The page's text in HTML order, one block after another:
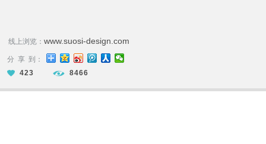
线上浏览： www.suosi-design.com
分 享 到：
423
8466